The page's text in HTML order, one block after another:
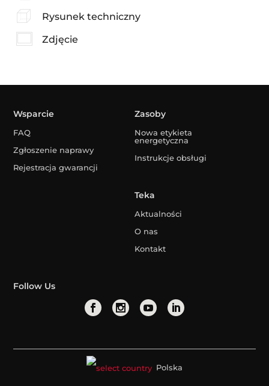
Rysunek techniczny
Zdjęcie
Wsparcie
FAQ
Zgłoszenie naprawy
Rejestracja gwarancji
Zasoby
Nowa etykieta
energetyczna
Instrukcje obsługi
Teka
Aktualności
O nas
Kontakt
Follow Us
Polska